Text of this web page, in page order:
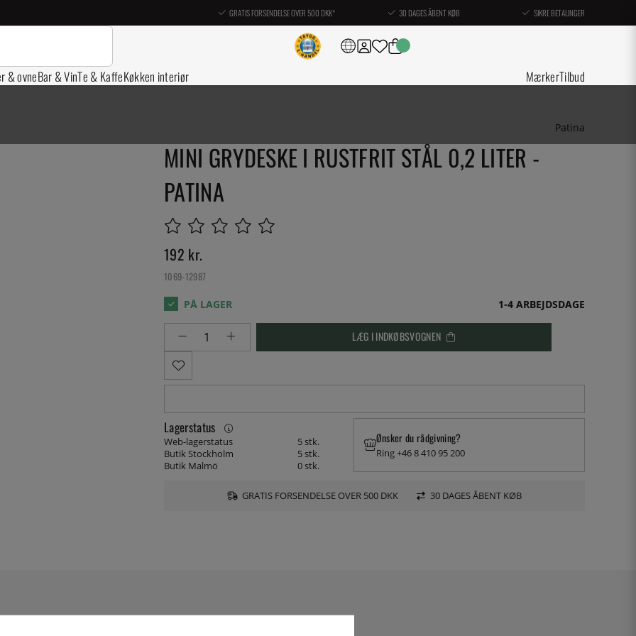
GRATIS FORSENDELSE OVER 500 DKK* 30 DAGES ÅBENT KØB SIKRE BETALINGER
& ovneBar & VinTe & KaffeKøkken interiør MærkerTilbud
Patina
MINI GRYDESKE I RUSTFRIT STÅL 0,2 LITER -
PATINA
192 kr.
1069-12987
1-4 ARBEJDSDAGE
LÆG I INDKØBSVOGNEN
Lagerstatus
Web-lagerstatus
5 stk.
Butik Stockholm
5 stk.
Butik Malmö
0 stk.
Ønsker du rådgivning?
Ring +46 8 410 95 200
GRATIS FORSENDELSE OVER 500 DKK 30 DAGES ÅBENT KØB